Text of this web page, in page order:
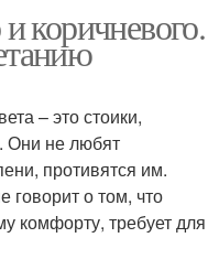
коричневого.
– это стоики,
Они не любят
противятся им.
говорит о том, что
комфорту, требует для